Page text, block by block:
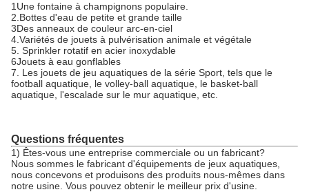
1Une fontaine à champignons populaire.
2.Bottes d'eau de petite et grande taille
3Des anneaux de couleur arc-en-ciel
4.Variétés de jouets à pulvérisation animale et végétale
5. Sprinkler rotatif en acier inoxydable
6Jouets à eau gonflables
7. Les jouets de jeu aquatiques de la série Sport, tels que le
football aquatique, le volley-ball aquatique, le basket-ball
aquatique, l'escalade sur le mur aquatique, etc.
Questions fréquentes
1) Êtes-vous une entreprise commerciale ou un fabricant?
Nous sommes le fabricant d'équipements de jeux aquatiques,
nous concevons et produisons des produits nous-mêmes dans
notre usine. Vous pouvez obtenir le meilleur prix d'usine.